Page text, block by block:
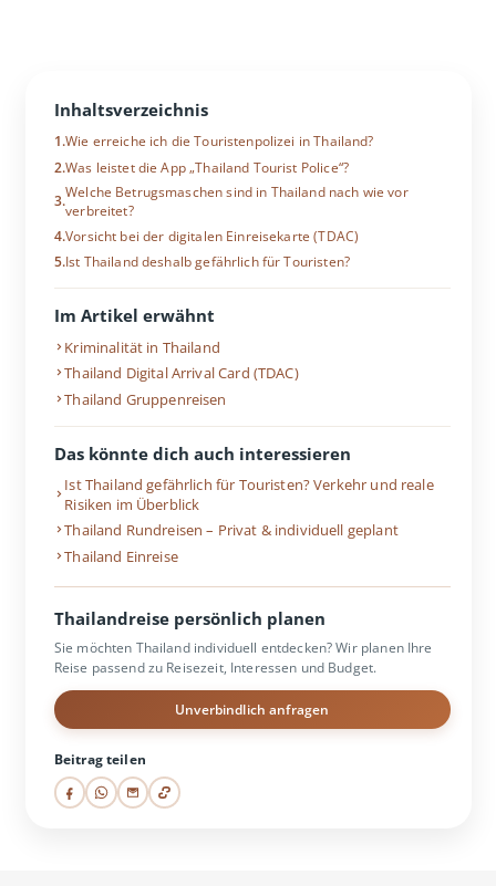
Inhaltsverzeichnis
Wie erreiche ich die Touristenpolizei in Thailand?
Was leistet die App „Thailand Tourist Police“?
Welche Betrugsmaschen sind in Thailand nach wie vor
verbreitet?
Vorsicht bei der digitalen Einreisekarte (TDAC)
Ist Thailand deshalb gefährlich für Touristen?
Im Artikel erwähnt
Kriminalität in Thailand
Thailand Digital Arrival Card (TDAC)
Thailand Gruppenreisen
Das könnte dich auch interessieren
Ist Thailand gefährlich für Touristen? Verkehr und reale
Risiken im Überblick
Thailand Rundreisen – Privat & individuell geplant
Thailand Einreise
Thailandreise persönlich planen
Sie möchten Thailand individuell entdecken? Wir planen Ihre
Reise passend zu Reisezeit, Interessen und Budget.
Unverbindlich anfragen
Beitrag teilen